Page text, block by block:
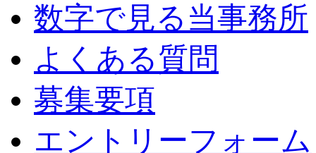
数字で見る当事務所
よくある質問
募集要項
エントリーフォーム